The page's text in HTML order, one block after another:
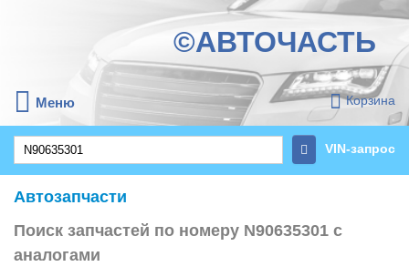
©АВТОЧАСТЬ
Меню Корзина
VIN-запрос
Автозапчасти
Поиск запчастей по номеру N90635301 с
аналогами